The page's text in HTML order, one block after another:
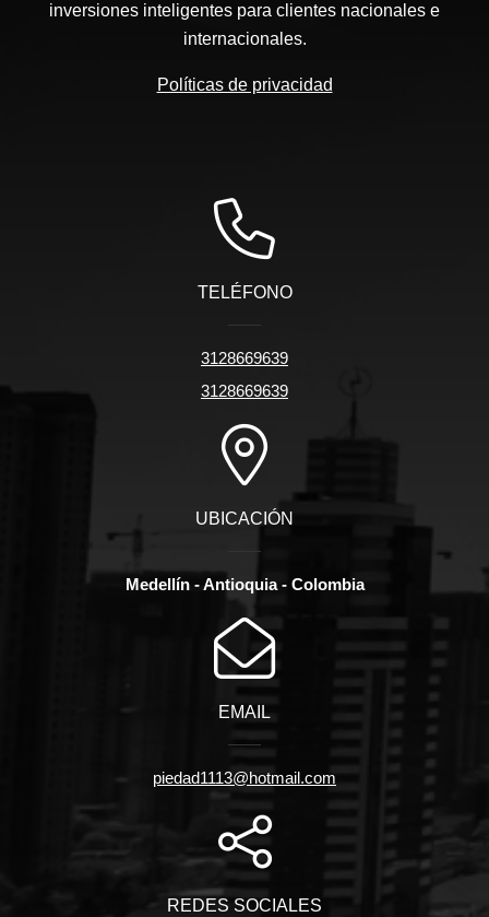
inversiones inteligentes para clientes nacionales e
internacionales.
Políticas de privacidad
TELÉFONO
3128669639
3128669639
UBICACIÓN
Medellín - Antioquia - Colombia
EMAIL
piedad1113@hotmail.com
REDES SOCIALES